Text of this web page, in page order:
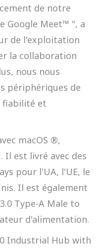
de notre
Google Meet™ ", a
de l'exploitation
la collaboration
nous nous
périphériques de
fiabilité et
macOS ®,
Il est livré avec des
pour l'UA, l'UE, le
Il est également
Type-A Male to
d'alimentation.
Industrial Hub with